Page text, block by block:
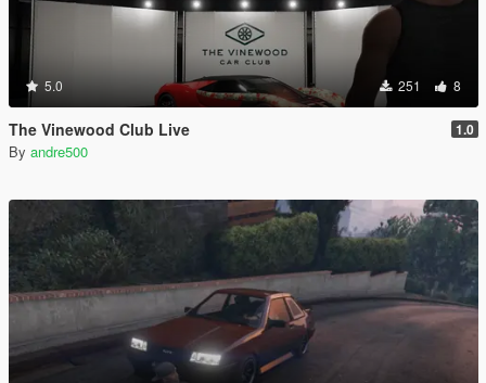
5.0 251 8
The Vinewood Club Live 1.0
By andre500